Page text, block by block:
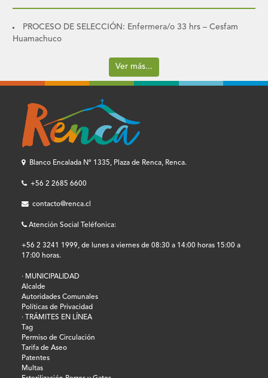
PROCESO DE SELECCIÓN: Enfermera/o 33 hrs – Cesfam
Huamachuco
Ver más...
Blanco Encalada Nº 1335, Plaza de Renca, Renca.
+56 2 2685 6600
contacto@renca.cl
Atención Social Teléfonica:
+56 2 3241 1999, de lunes a viernes de 08:30 a 14:00 horas 15:00 a
17:00 horas.
· MUNICIPALIDAD
Alcalde
Autoridades Comunales
Políticas de Privacidad
· TRÁMITES EN LÍNEA
Tag
Permiso de Circulación
Tarifa de Aseo
Patentes
Multas